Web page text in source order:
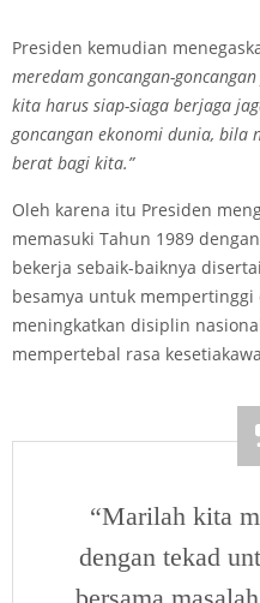
Presiden kemudian
meredam goncangan-
kita harus siap-siaga berjaga­
goncangan ekonomi dunia, bila
berat bagi kita.”
Oleh karena itu Presiden
memasuki Tahun 1989
bekerja sebaik-baiknya
besamya untuk
meningkatkan disiplin
mempertebal rasa
“Marilah kita
dengan tekad